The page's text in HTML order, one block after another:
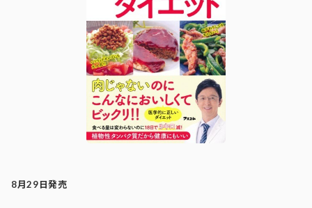
8月29日発売